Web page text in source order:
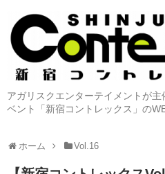
アガリスクエンターテイメントが
ベント「新宿コントレックス」の
ホーム Vol.16